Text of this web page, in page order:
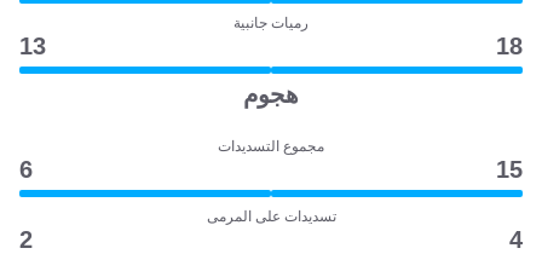
رميات جانبية
18
13
هجوم
مجموع التسديدات
15
6
تسديدات على المرمى
4
2